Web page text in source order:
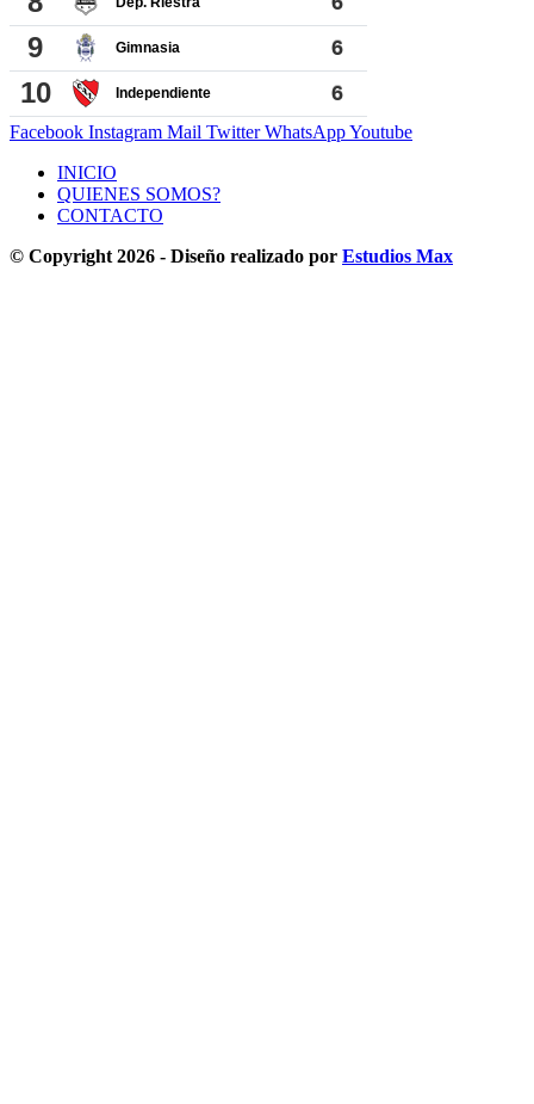
Facebook Instagram Mail Twitter WhatsAppYoutube
INICIO
QUIENES SOMOS?
CONTACTO
© Copyright 2026 - Diseño realizado por Estudios Max